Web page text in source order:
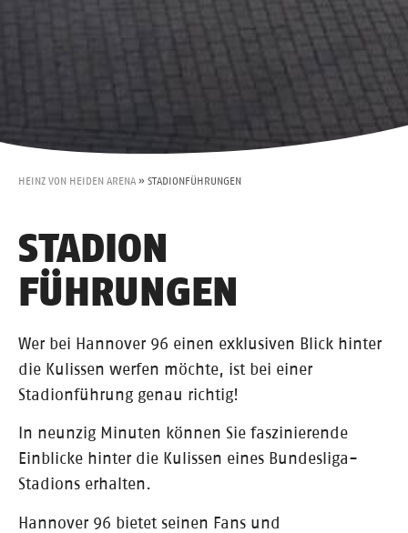
HEINZ VON HEIDEN ARENA » STADIONFÜHRUNGEN
STADION
FÜHRUNGEN
Wer bei Hannover 96 einen exklusiven Blick hinter
die Kulissen werfen möchte, ist bei einer
Stadionführung genau richtig!
In neunzig Minuten können Sie faszinierende
Einblicke hinter die Kulissen eines Bundesliga-
Stadions erhalten.
Hannover 96 bietet seinen Fans und